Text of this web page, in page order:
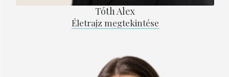
Tóth Alex
Életrajz megtekintése